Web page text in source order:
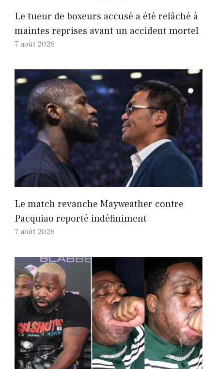
Le tueur de boxeurs accusé a été relâché à
maintes reprises avant un accident mortel
7 août 2026
Le match revanche Mayweather contre
Pacquiao reporté indéfiniment
7 août 2026